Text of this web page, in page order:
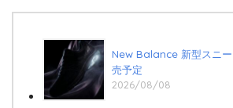
New Balance 新型スニ
売予定
2026/08/08